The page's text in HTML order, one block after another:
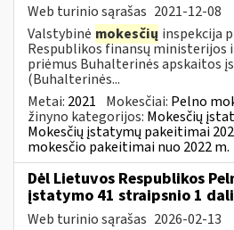
Web turinio sąrašas 2021-12-08
Valstybinė mokesčių inspekcija
Respublikos finansų ministerijos
priėmus Buhalterinės apskaitos
(Buhalterinės...
Metai: 2021 Mokesčiai: Pelno
žinyno kategorijos: Mokesčių
Mokesčių įstatymų pakeitimai
mokesčio pakeitimai nuo 2022 m.
Dėl Lietuvos Respublikos
įstatymo 41 straipsnio 1
Web turinio sąrašas 2026-02-13